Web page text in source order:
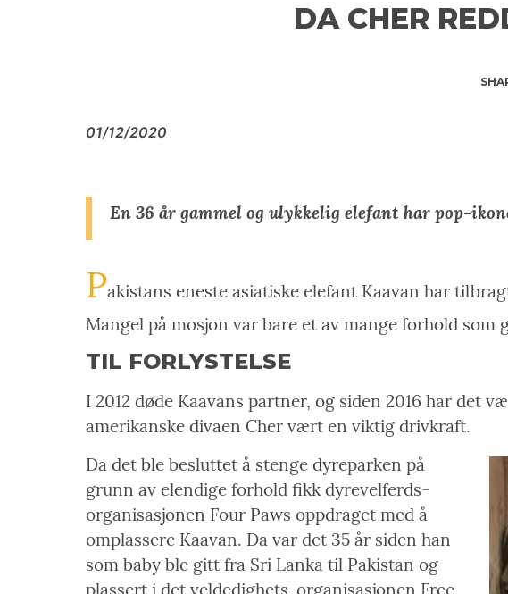
DA CHER
01/12/2020
En 36 år gammel og ulykkelig elefant har pop-
Pakistans eneste asiatiske elefant Kaavan har
Mangel på mosjon var bare et av mange forhold
TIL FORLYSTELSE
I 2012 døde Kaavans partner, og siden 2016 har det
amerikanske divaen Cher vært en viktig drivkraft.
Da det ble besluttet å stenge dyreparken på
grunn av elendige forhold fikk dyrevelferds-
organisasjonen Four Paws oppdraget med å
omplassere Kaavan. Da var det 35 år siden han
som baby ble gitt fra Sri Lanka til Pakistan og
plassert i det veldedighets-organisasjonen Free